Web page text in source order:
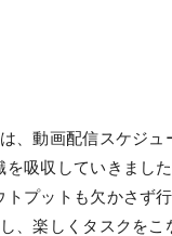
、動画配信スケジュ
を吸収していきまし
トプットも欠かさず
、楽しくタスクをこ